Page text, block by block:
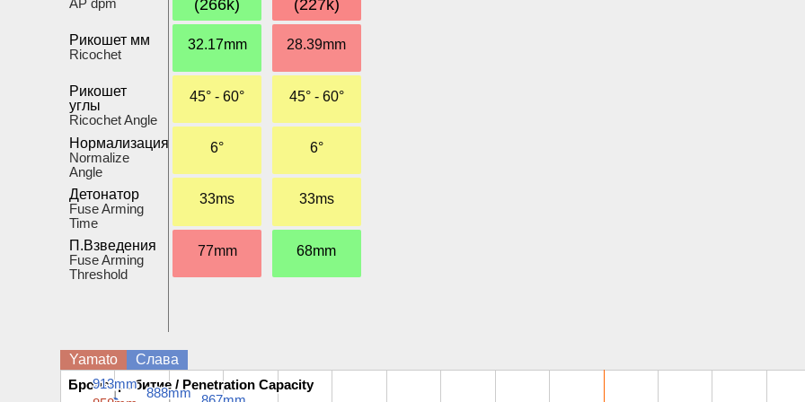
Рикошет мм
Ricochet
Рикошет
углы
Ricochet Angle
Нормализация
Normalize
Angle
Детонатор
Fuse Arming
Time
П.Взведения
Fuse Arming
Threshold
(266k)
32.17mm
45° - 60°
6°
33ms
77mm
(227k)
28.39mm
45° - 60°
6°
33ms
68mm
Yamato Слава
Бронепробитие / Penetration Capacity
Бронепробитие / Penetration Capacity
913mm
913mm
888mm
888mm